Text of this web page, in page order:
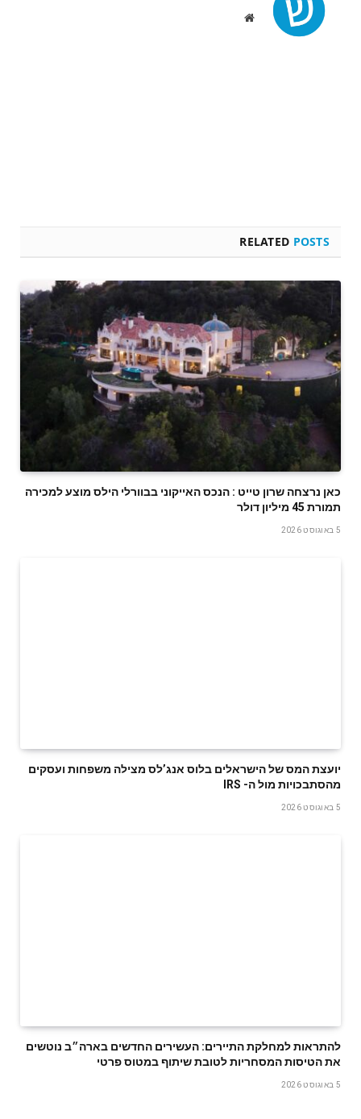
Website
RELATED POSTS
‬תמורת‭ ‬45‭ ‬מיליון‭ ‬דולר
5 באוגוסט 2026
‬מהסתבכויות‭ ‬מול‭ ‬ה- IRS
5 באוגוסט 2026
להתראות למחלקת התיירים: העשירים החדשים בארה״ב נוטשים
את הטיסות המסחריות לטובת שיתוף במטוס פרטי
5 באוגוסט 2026